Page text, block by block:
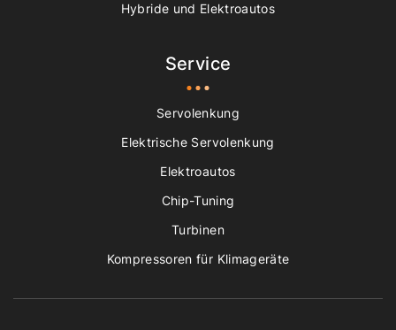
Hybride und Elektroautos
Service
Servolenkung
Elektrische Servolenkung
Elektroautos
Chip-Tuning
Turbinen
Kompressoren für Klimageräte